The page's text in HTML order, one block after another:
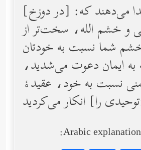
[در دوزخ] به کافران ندا مى‌دهند كه:
و خشم الله، سخت‌تر از
شما نسبت به خودتان
ایمان دعوت مى‌شدید،
نسبت به خود، عقیدۀ
Arabic